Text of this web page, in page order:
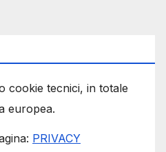
cookie tecnici, in totale
europea.
PRIVACY